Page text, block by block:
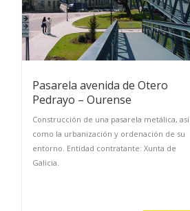
Pasarela avenida de Otero
Pedrayo – Ourense
Construcción de una pasarela metálica, así
como la urbanización y ordenación de su
entorno. Entidad contratante: Xunta de
Galicia.